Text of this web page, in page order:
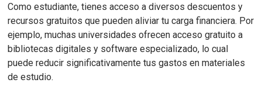
Como estudiante, tienes acceso a diversos descuentos y
recursos gratuitos que pueden aliviar tu carga financiera. Por
ejemplo, muchas universidades ofrecen acceso gratuito a
bibliotecas digitales y software especializado, lo cual
puede reducir significativamente tus gastos en materiales
de estudio.